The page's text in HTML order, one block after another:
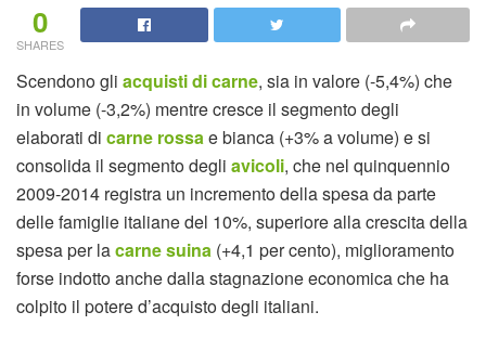
0
SHARES
Scendono gli acquisti di carne, sia in valore (-5,4%) che
in volume (-3,2%) mentre cresce il segmento degli
elaborati di carne rossae bianca (+3% a volume) e si
consolida il segmento degli avicoli, che nel quinquennio
2009-2014 registra un incremento della spesa da parte
delle famiglie italiane del 10%, superiore alla crescita della
spesa per lacarne suina (+4,1 per cento), miglioramento
forse indotto anche dalla stagnazione economica che ha
colpito il potere d’acquisto degli italiani.